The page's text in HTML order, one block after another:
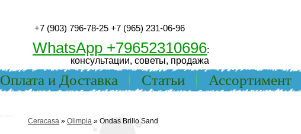
+7 (903) 796-78-25 +7 (965) 231-06-96
WhatsApp +79652310696:
консультации, советы, продажа
Оплата и Доставка Статьи Ассортимент
Ceracasa » Olimpia » Ondas Brillo Sand